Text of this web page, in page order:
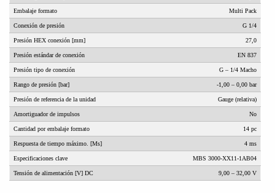
Embalaje formato Multi Pack
Conexión de presión G 1/4
Presión HEX conexión [mm] 27,0
Presión estándar de conexión EN 837
Presión tipo de conexión G – 1/4 Macho
Rango de presión [bar] -1,00 – 0,00 bar
Presión de referencia de la unidad Gauge (relativa)
Amortiguador de impulsos No
Cantidad por embalaje formato 14 pc
Respuesta de tiempo máximo. [Ms] 4 ms
Especificaciones clave MBS 3000-XX11-1AB04
Tensión de alimentación [V] DC 9,00 – 32,00 V